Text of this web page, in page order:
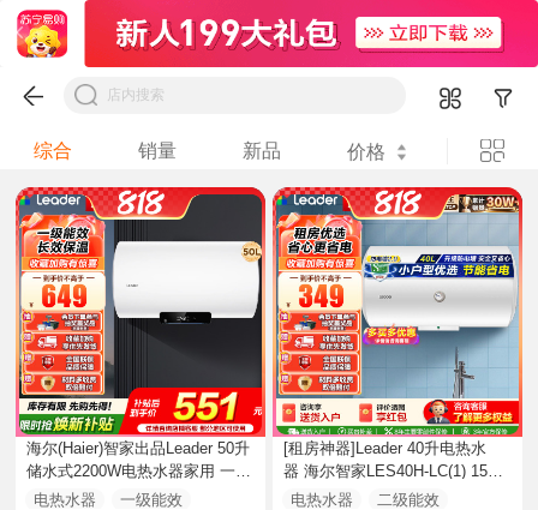
综合 销量 新品 价格
海尔(Haier)智家出品Leader 50升
储水式2200W电热水器家用 一级
能效节能速热 长效保温租房优
电热水器
一级能效
[租房神器]Leader 40升电热水
器 海尔智家LES40H-LC(1) 1500
W速热 致密保温层 二级能效
电热水器
二级能效